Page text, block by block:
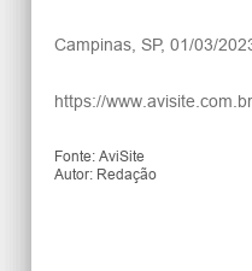
Campinas, SP, 01/03/
https://
Fonte: AviSite
Autor: Redação